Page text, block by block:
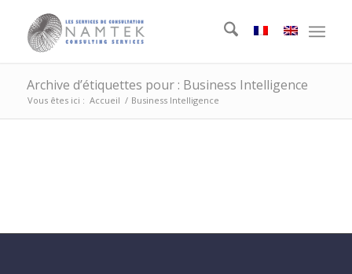
Archive d’étiquettes pour : Business Intelligence
Vous êtes ici : Accueil / Business Intelligence